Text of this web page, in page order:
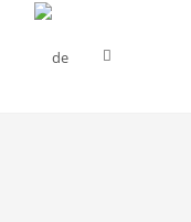
Website-